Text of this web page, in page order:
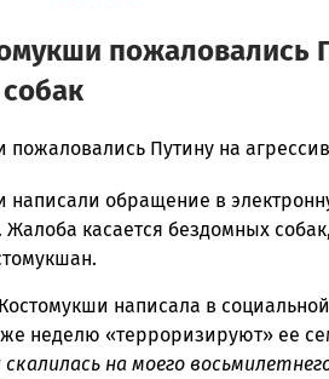
пожаловались
Путину на
написали обращение в
Жалоба касается бездомных
написала в
неделю «терроризируют» ее
на моего